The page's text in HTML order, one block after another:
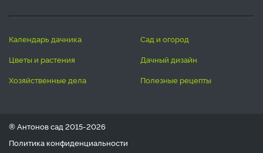
календарь дачника
сад и огород
цветы и растения
дачный дизайн
хозяйственные дела
полезные рецепты
® Антонов сад 2015-2026
Политика конфиденциальности